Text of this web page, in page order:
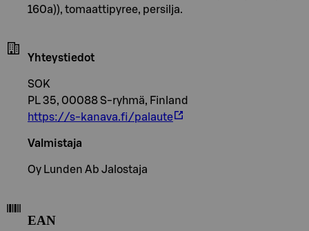
160a)), tomaattipyree, persilja.
Yhteystiedot
SOK
PL 35, 00088 S-ryhmä, Finland
https://s-kanava.fi/palaute
Valmistaja
Oy Lunden Ab Jalostaja
EAN